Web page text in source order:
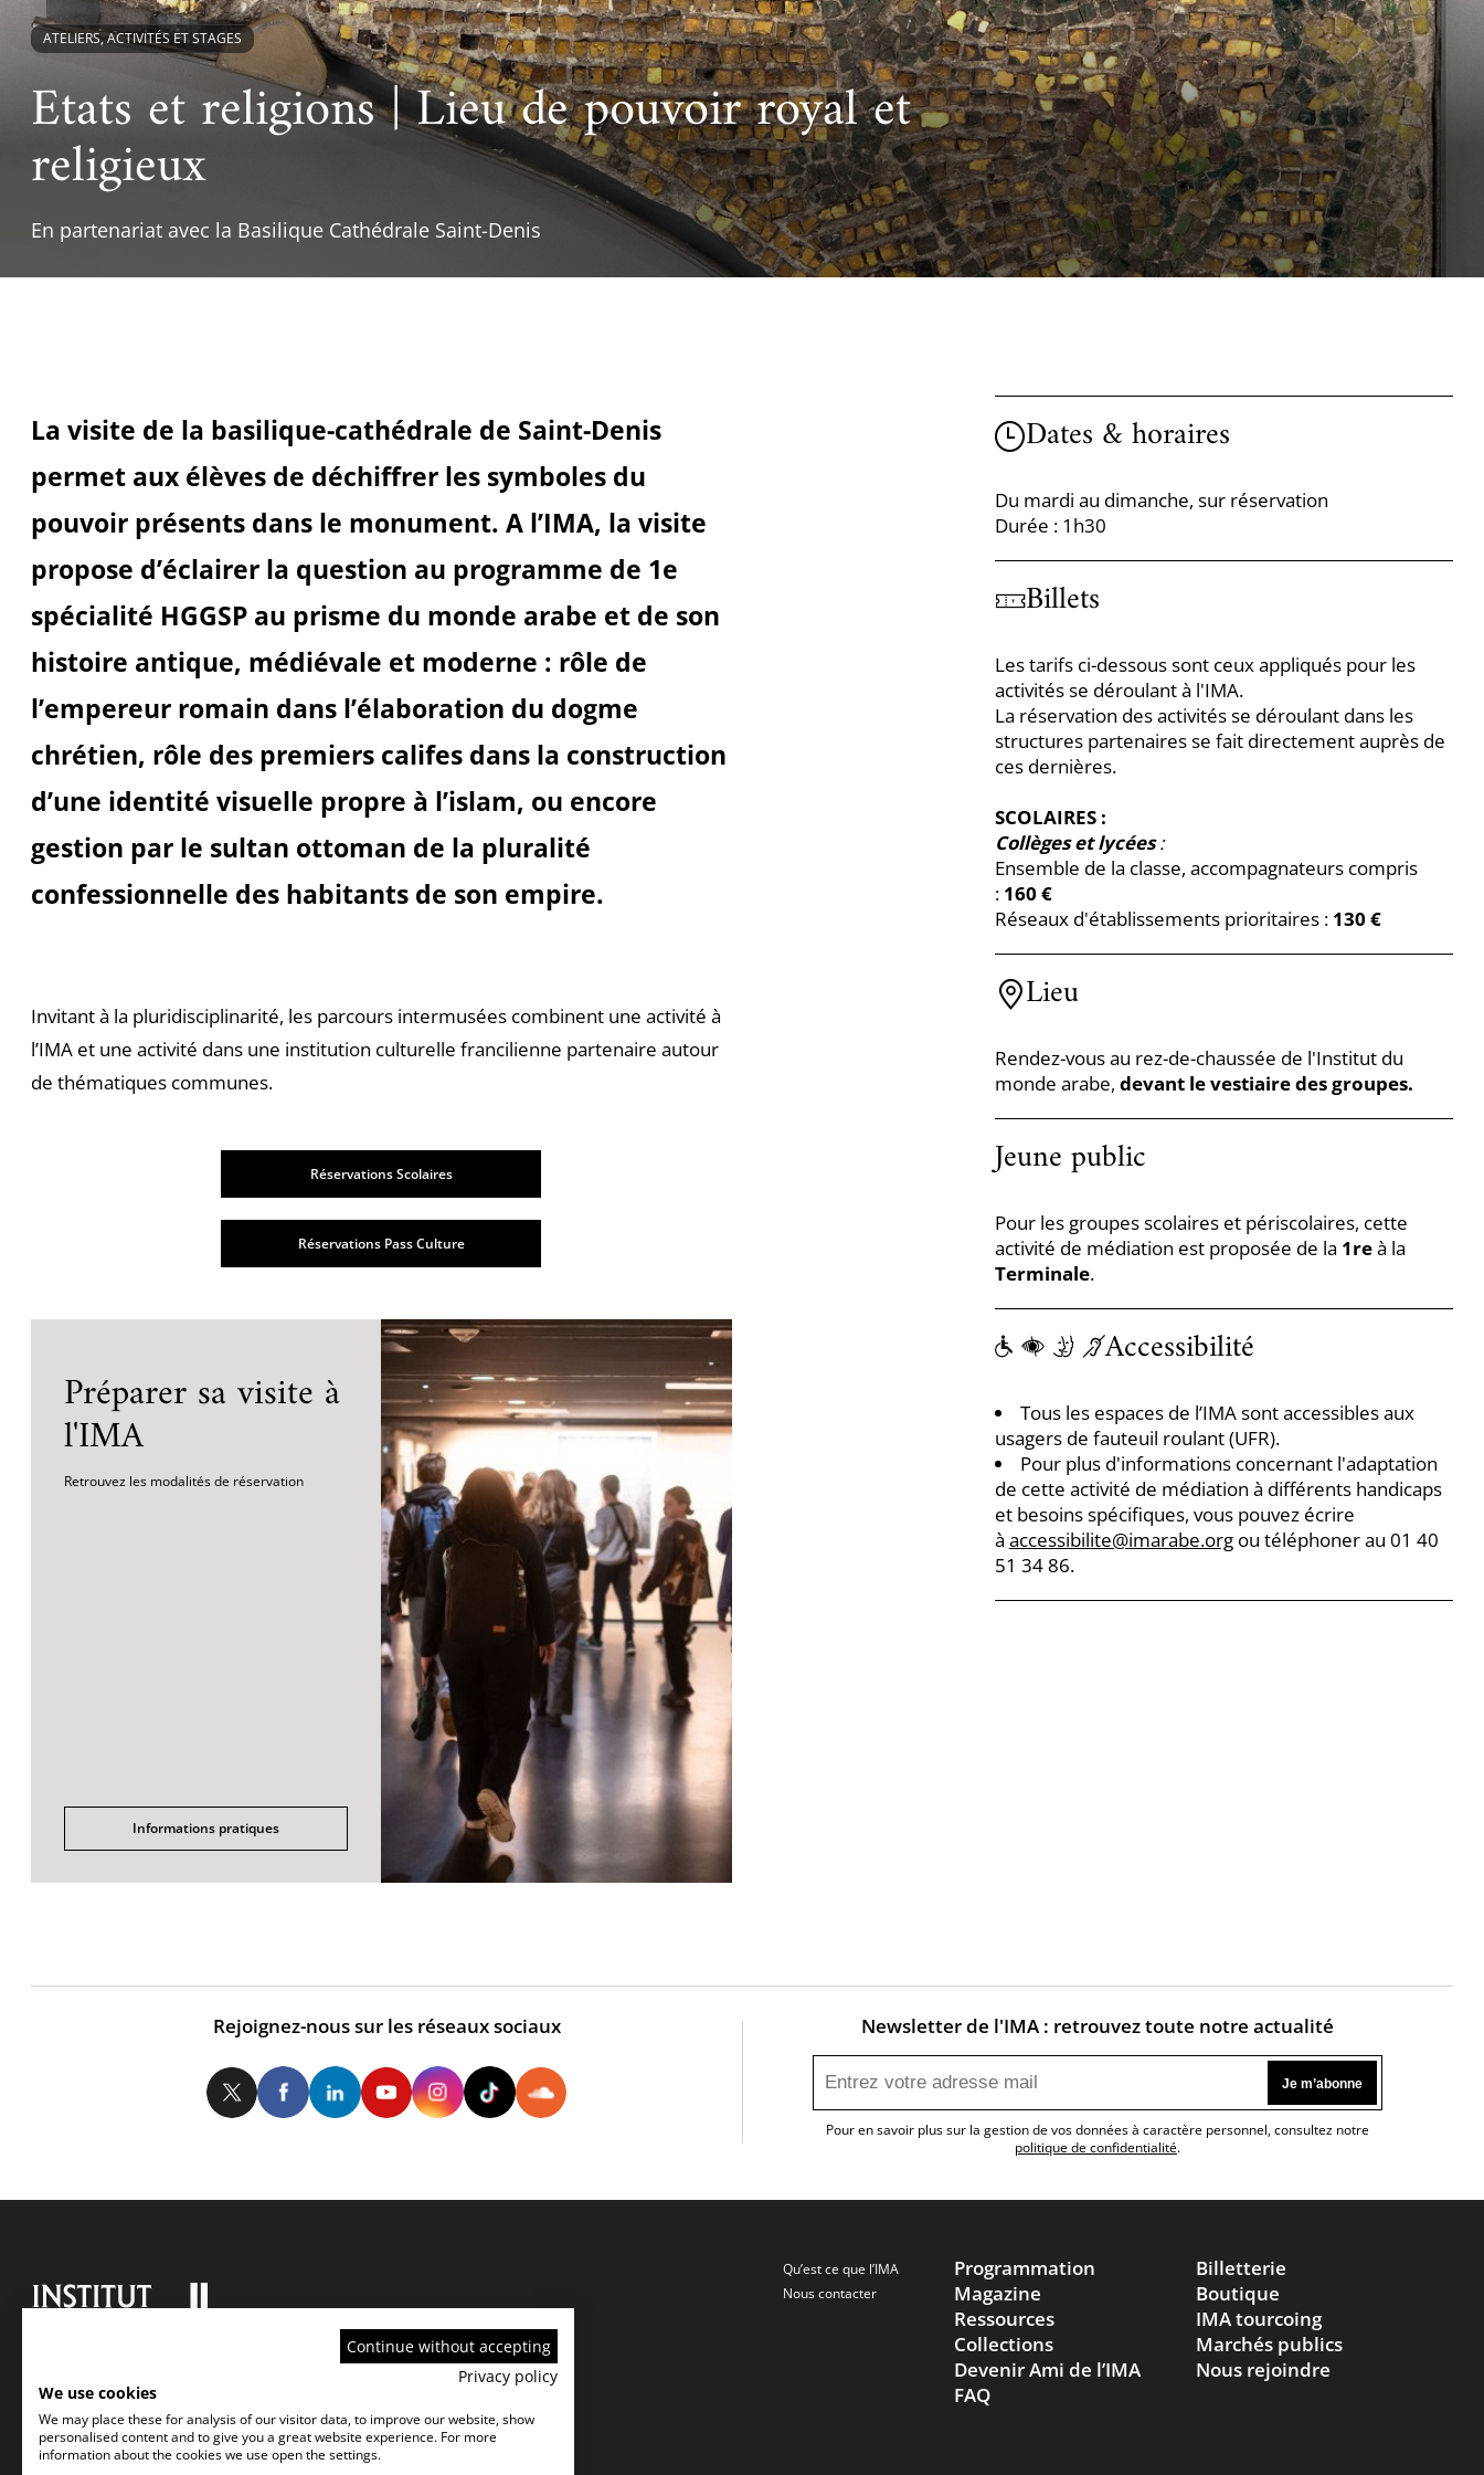
Festivals
Musique
Littérature et poésie
L’heure du conte
Centre de langue et de civilisation arabes
Accueillir une exposition pédagogique itinérante / Host
an educational travelling exhibition
Le projet de nouveau musée
Les rencontres économiques du monde arabe
Takam Tikou
Les Journées de l'histoire de l'IMA
ATELIERS, ACTIVITÉS ET STAGES
Etats et religions | Lieu de pouvoir royal et
religieux
En partenariat avec la Basilique Cathédrale Saint-Denis
La visite de la basilique-cathédrale de Saint-Denis
permet aux élèves de déchiffrer les symboles du
pouvoir présents dans le monument. A l’IMA, la visite
propose d’éclairer la question au programme de 1e
spécialité HGGSP au prisme du monde arabe et de son
histoire antique, médiévale et moderne : rôle de
l’empereur romain dans l’élaboration du dogme
chrétien, rôle des premiers califes dans la construction
d’une identité visuelle propre à l’islam, ou encore
gestion par le sultan ottoman de la pluralité
confessionnelle des habitants de son empire.
Invitant à la pluridisciplinarité, les parcours intermusées combinent une activité à
l’IMA et une activité dans une institution culturelle francilienne partenaire autour
de thématiques communes.
Réservations Scolaires
Réservations Pass Culture
Préparer sa visite à
l'IMA
Retrouvez les modalités de réservation
Informations pratiques
Dates & horaires
Du mardi au dimanche, sur réservation
Durée : 1h30
Billets
Les tarifs ci-dessous sont ceux appliqués pour les
activités se déroulant à l'IMA.
La réservation des activités se déroulant dans les
structures partenaires se fait directement auprès de
ces dernières.
SCOLAIRES :
Collèges et lycées:
Ensemble de la classe, accompagnateurs compris
: 160 €
Réseaux d'établissements prioritaires : 130 €
Lieu
Rendez-vous au rez-de-chaussée de l'Institut du
monde arabe, devant le vestiaire des groupes.
Jeune public
Pour les groupes scolaires et périscolaires, cette
activité de médiation est proposée de la 1reà la
Terminale.
Accessibilité
Tous les espaces de l’IMA sont accessibles aux
usagers de fauteuil roulant (UFR).
Pour plus d'informations concernant l'adaptation
de cette activité de médiation à différents handicaps
et besoins spécifiques, vous pouvez écrire
à accessibilite@imarabe.orgou téléphoner au 01 40
51 34 86.
Rejoignez-nous sur les réseaux sociaux
TwitterFacebookLinkedInYoutubeInstagram
Newsletter de l'IMA : retrouvez toute notre actualité
Pour en savoir plus sur la gestion de vos données à caractère personnel, consultez notre
politique de confidentialité.
Qu’est ce que l’IMA
Nous contacter
Programmation
Magazine
Ressources
Collections
Devenir Ami de l’IMA
FAQ
Billetterie
Boutique
IMA tourcoing
Marchés publics
Nous rejoindre
Continue without accepting
Privacy policy
We use cookies
We may place these for analysis of our visitor data, to improve our website, show
personalised content and to give you a great website experience. For more
information about the cookies we use open the settings.